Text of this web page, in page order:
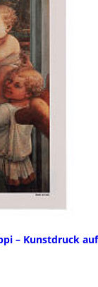
– Kunstdruck auf